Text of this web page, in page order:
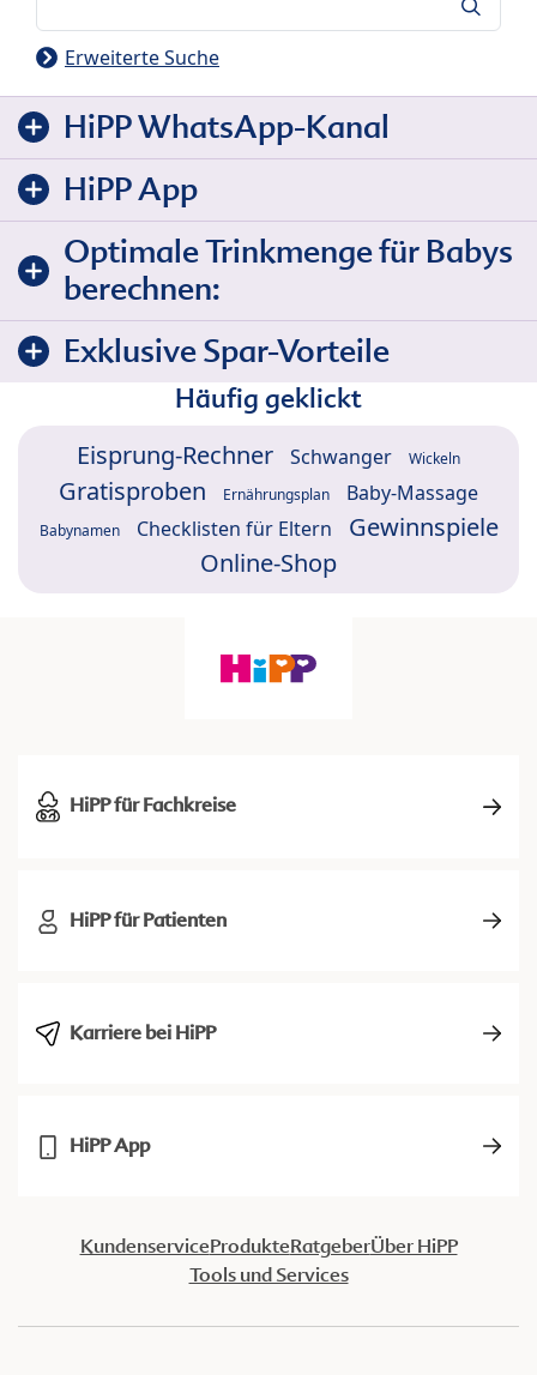
Erweiterte Suche
HiPP WhatsApp-Kanal
HiPP App
Optimale Trinkmenge für Babys
berechnen:
Exklusive Spar-Vorteile
Häufig geklickt
Eisprung-Rechner Schwanger Wickeln
Gratisproben Ernährungsplan Baby-Massage
Babynamen Checklisten für Eltern
Gewinnspiele
Online-Shop
HiPP für Fachkreise
HiPP für Patienten
Karriere bei HiPP
HiPP App
KundenserviceProdukteRatgeberÜber HiPP
Tools und Services